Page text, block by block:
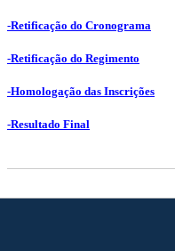
-Retificação do Cronograma
-Retificação do Regimento
-Homologação das Inscrições
-Resultado Final